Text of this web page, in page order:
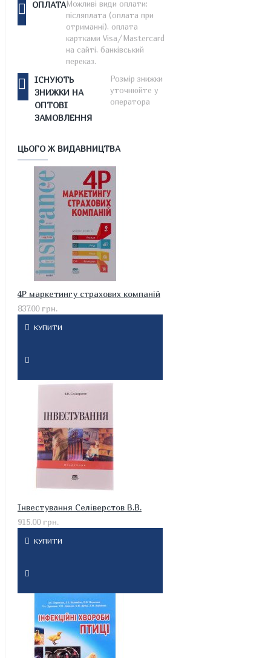
ОПЛАТАМожливі види оплати:
післяплата (оплата при
отриманні), оплата
картками Visa/Mastercard
на сайті, банківський
переказ.
ІСНУЮТЬ
ЗНИЖКИ НА
ОПТОВІ
ЗАМОВЛЕННЯ
Розмір знижки
уточнюйте у
оператора
ЦЬОГО Ж ВИДАВНИЦТВА
4P маркетингу страхових компаній
837.00 грн.
КУПИТИ
Інвестування Селіверстов В.В.
915.00 грн.
КУПИТИ